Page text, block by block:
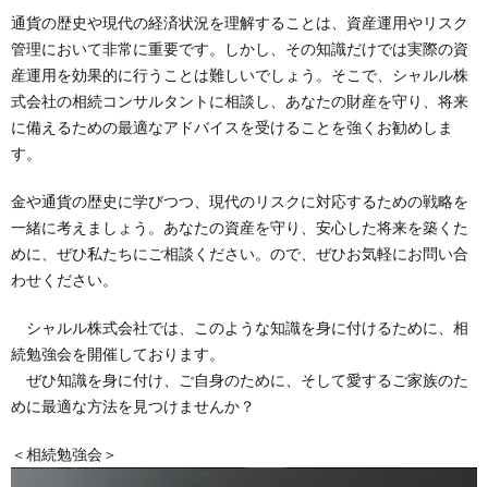
通貨の歴史や現代の経済状況を理解することは、資産運用やリスク
管理において非常に重要です。しかし、その知識だけでは実際の資
産運用を効果的に行うことは難しいでしょう。そこで、シャルル株
式会社の相続コンサルタントに相談し、あなたの財産を守り、将来
に備えるための最適なアドバイスを受けることを強くお勧めしま
す。
金や通貨の歴史に学びつつ、現代のリスクに対応するための戦略を
一緒に考えましょう。あなたの資産を守り、安心した将来を築くた
めに、ぜひ私たちにご相談ください。ので、ぜひお気軽にお問い合
わせください。
シャルル株式会社では、このような知識を身に付けるために、相
続勉強会を開催しております。
ぜひ知識を身に付け、ご自身のために、そして愛するご家族のた
めに最適な方法を見つけませんか？
＜相続勉強会＞